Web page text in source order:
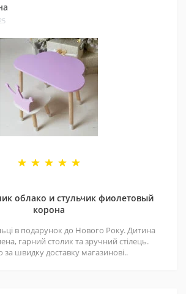
облако и стульчик фиолетовый
корона
в подарунок до Нового Року. Дитина
гарний столик та зручний стілець.
за швидку доставку магазинові..